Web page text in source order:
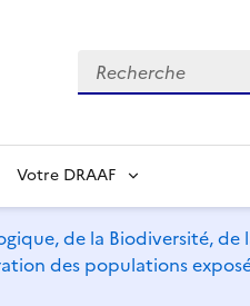
Recherche
Votre DRAAF
de la Biodiversité, de
des populations